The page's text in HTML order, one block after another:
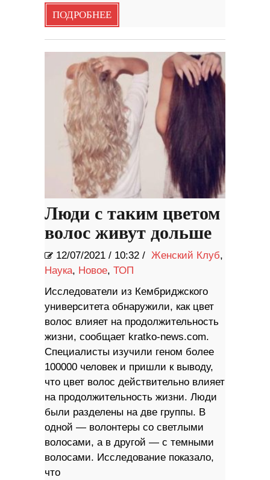
ПОДРОБНЕЕ
Люди с таким цветом
волос живут дольше
12/07/2021 / 10:32 / Женский Клуб,
Наука, Новое, ТОП
Исследователи из Кембриджского
университета обнаружили, как цвет
волос влияет на продолжительность
жизни, сообщает kratko-news.com.
Специалисты изучили геном более
100000 человек и пришли к выводу,
что цвет волос действительно влияет
на продолжительность жизни. Люди
были разделены на две группы. В
одной — волонтеры со светлыми
волосами, а в другой — с темными
волосами. Исследование показало,
что